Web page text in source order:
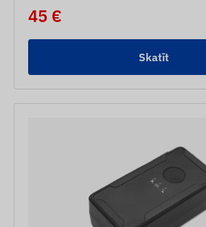
45 €
Skatīt